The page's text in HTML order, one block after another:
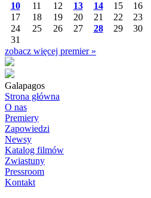
10
11 12 13 14 15
16
17
18 19 20 21 22
23
24
25 26 27 28 29
30
31
zobacz więcej premier »
Galapagos
Strona główna
O nas
Premiery
Zapowiedzi
Newsy
Katalog filmów
Zwiastuny
Pressroom
Kontakt